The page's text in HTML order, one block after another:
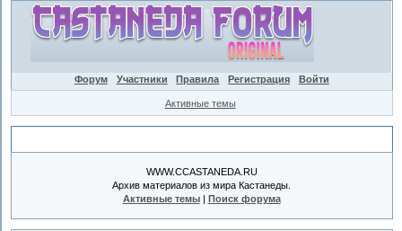
Форум Участники Правила Регистрация Войти
Активные темы
WWW.CCASTANEDA.RU
Архив материалов из мира Кастанеды.
Активные темы| Поиск форума